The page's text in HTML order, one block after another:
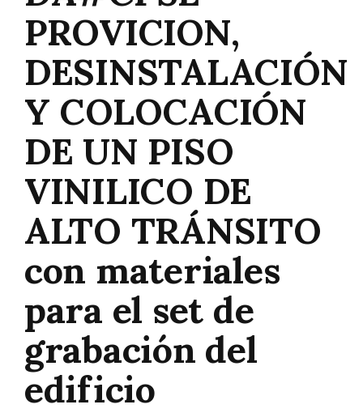
PROVICION,
DESINSTALACIÓN
Y COLOCACIÓN
DE UN PISO
VINILICO DE
ALTO TRÁNSITO
con materiales
para el set de
grabación del
edificio